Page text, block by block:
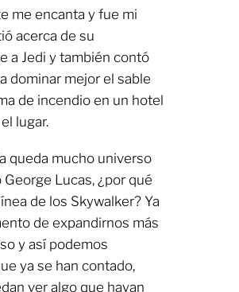
me encanta y fue mi
acerca de su
a Jedi y también contó
dominar mejor el sable
de incendio en un hotel
lugar.
queda mucho universo
Lucas, ¿por qué
de los Skywalker? Ya
de expandirnos más
y así podemos
ya se han contado,
ver algo que hayan